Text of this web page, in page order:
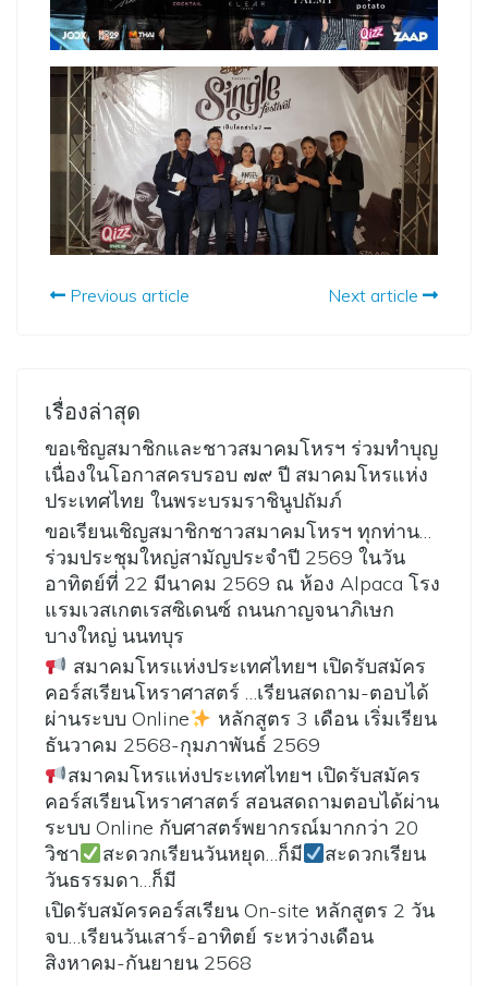
Previous article Next article
เรื่องล่าสุด
ขอเชิญสมาชิกและชาวสมาคมโหรฯ ร่วมทำบุญ
เนื่องในโอกาสครบรอบ ๗๙ ปี สมาคมโหรแห่ง
ประเทศไทย ในพระบรมราชินูปถัมภ์
ขอเรียนเชิญสมาชิกชาวสมาคมโหรฯ ทุกท่าน…
ร่วมประชุมใหญ่สามัญประจำปี 2569 ในวัน
อาทิตย์ที่ 22 มีนาคม 2569 ณ ห้อง Alpaca โรง
แรมเวสเกตเรสซิเดนซ์ ถนนกาญจนาภิเษก
บางใหญ่ นนทบุร
สมาคมโหรแห่งประเทศไทยฯ เปิดรับสมัคร
คอร์สเรียนโหราศาสตร์ …เรียนสดถาม-ตอบได้
ผ่านระบบ Online
หลักสูตร 3 เดือน เริ่มเรียน
ธันวาคม 2568-กุมภาพันธ์ 2569
สมาคมโหรแห่งประเทศไทยฯ เปิดรับสมัคร
คอร์สเรียนโหราศาสตร์ สอนสดถามตอบได้ผ่าน
ระบบ Online กับศาสตร์พยากรณ์มากกว่า 20
วิชา
สะดวกเรียนวันหยุด…ก็มี
สะดวกเรียน
วันธรรมดา…ก็มี
เปิดรับสมัครคอร์สเรียน On-site หลักสูตร 2 วัน
จบ…เรียนวันเสาร์-อาทิตย์ ระหว่างเดือน
สิงหาคม-กันยายน 2568